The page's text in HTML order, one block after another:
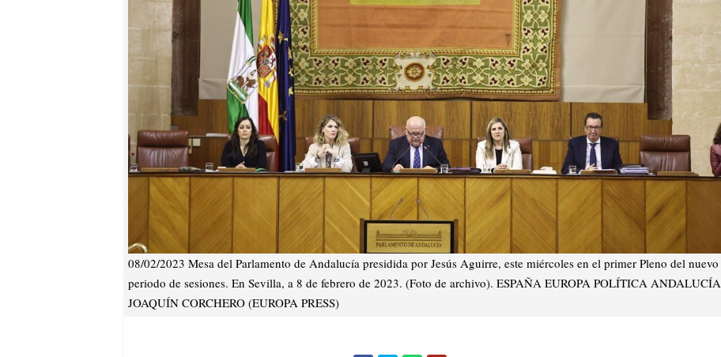
08/02/2023 Mesa del Parlamento de Andalucía presidida por Jesús Aguirre, este miércoles en el primer Pleno del nuevo
periodo de sesiones. En Sevilla, a 8 de febrero de 2023. (Foto de archivo). ESPAÑA EUROPA POLÍTICA ANDALUCÍA
JOAQUÍN CORCHERO (EUROPA PRESS)